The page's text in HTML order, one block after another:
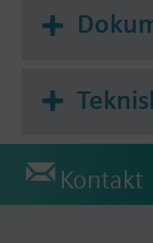
(RCU50
Kontakt